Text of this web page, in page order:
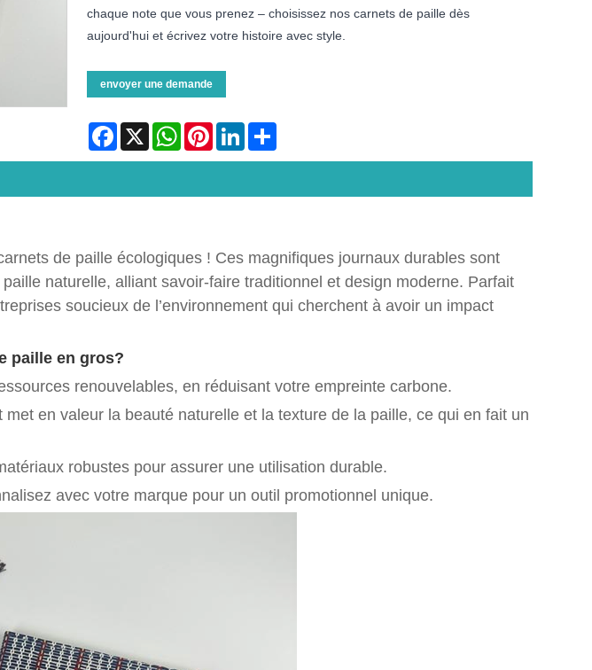
chaque note que vous prenez – choisissez nos carnets de paille dès
aujourd'hui et écrivez votre histoire avec style.
envoyer une demande
Facebook
X WhatsAppPinterestLinkedInShare
de paille écologiques ! Ces magnifiques journaux durables sont
naturelle, alliant savoir-faire traditionnel et design moderne. Parfait
soucieux de l’environnement qui cherchent à avoir un impact
paille en gros?
renouvelables, en réduisant votre empreinte carbone.
en valeur la beauté naturelle et la texture de la paille, ce qui en fait un
robustes pour assurer une utilisation durable.
avec votre marque pour un outil promotionnel unique.